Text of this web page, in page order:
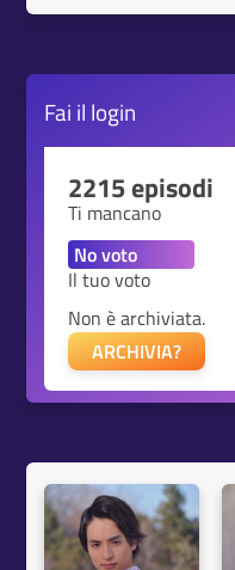
Fai il login
2215 episodi
Ti mancano
Il tuo voto
Non è archiviata.
ARCHIVIA?